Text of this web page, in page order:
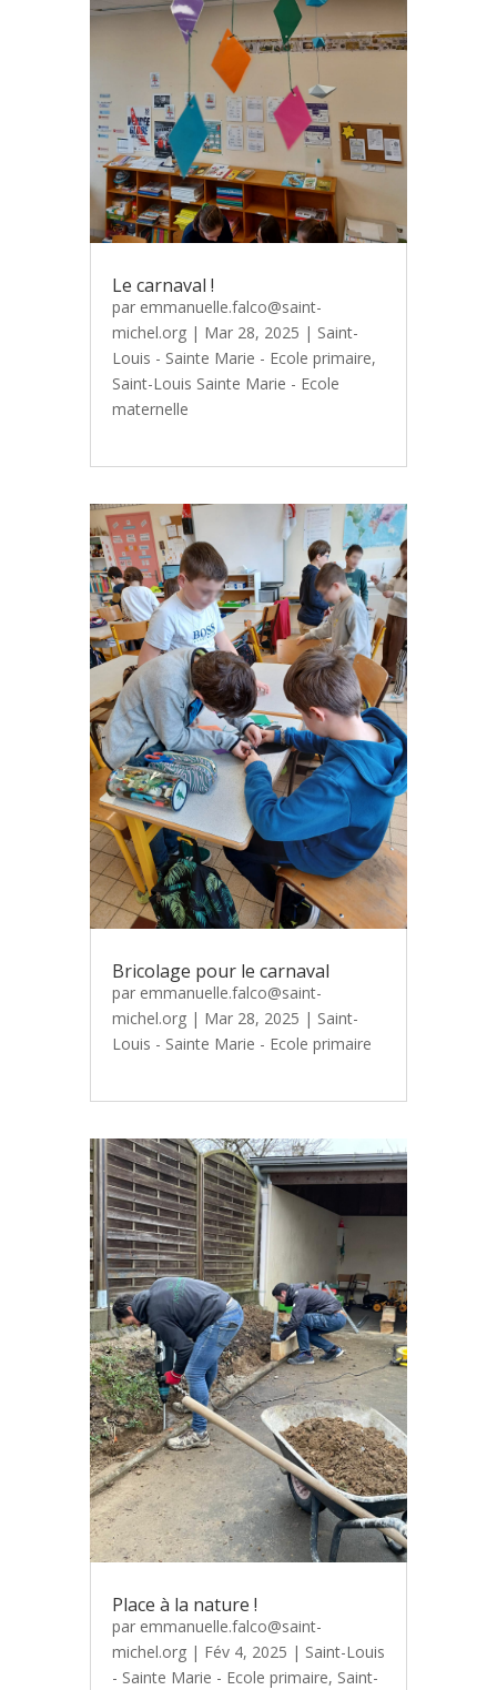
Le carnaval !
par emmanuelle.falco@saint-
michel.org| Mar 28, 2025 | Saint-
Louis - Sainte Marie - Ecole primaire,
Saint-Louis Sainte Marie - Ecole
maternelle
Bricolage pour le carnaval
par emmanuelle.falco@saint-
michel.org| Mar 28, 2025 | Saint-
Louis - Sainte Marie - Ecole primaire
Place à la nature !
par emmanuelle.falco@saint-
michel.org| Fév 4, 2025 | Saint-Louis
- Sainte Marie - Ecole primaire, Saint-